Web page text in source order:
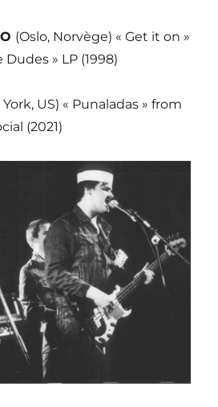
(Oslo, Norvège) « Get it on »
» LP (1998)
US) « Punaladas » from
(2021)